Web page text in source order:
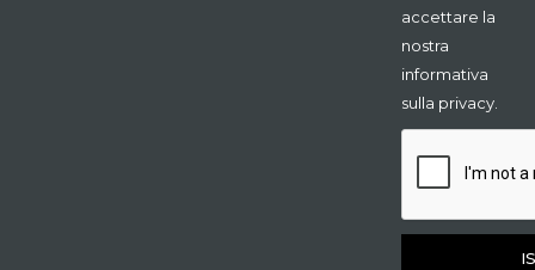
accettare la
nostra
informativa
sulla privacy.